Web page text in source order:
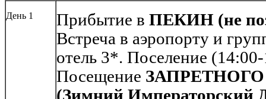
День 1 Прибытие в ПЕКИН (не
Встреча в аэропорту и
отель 3*. Поселение
Посещение
(Зимний Императорский